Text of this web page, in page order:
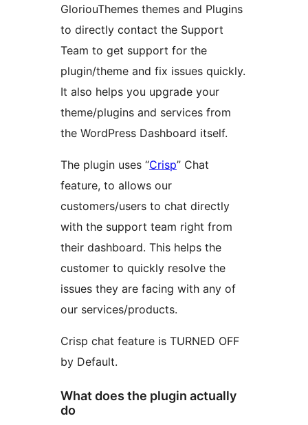
GloriouThemes themes and Plugins
to directly contact the Support
Team to get support for the
plugin/theme and fix issues quickly.
It also helps you upgrade your
theme/plugins and services from
the WordPress Dashboard itself.
The plugin uses “Crisp” Chat
feature, to allows our
customers/users to chat directly
with the support team right from
their dashboard. This helps the
customer to quickly resolve the
issues they are facing with any of
our services/products.
Crisp chat feature is TURNED OFF
by Default.
What does the plugin actually
do